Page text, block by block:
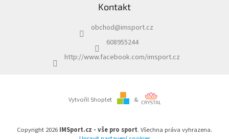
í
r
v
y
Kontakt
obchod@imsport.cz
608955244
http://www.facebook.com/imsport.cz
Vytvořil Shoptet &
Copyright 2026 IMSport.cz - vše pro sport. Všechna práva vyhrazena.